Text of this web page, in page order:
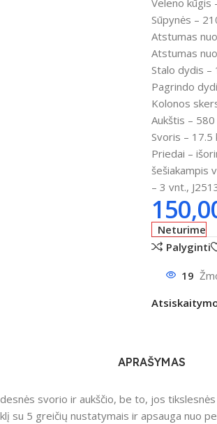
Sūpynės –
Atstumas
Atstumas
Stalo dydis –
Pagrindo
Kolonos
Aukštis –
Svoris – 17.5
Priedai –
šešiakampis
– 3 vnt.,
Neturime
Palyginti
19
APRAŠYMAS
svorio ir aukščio, be to, jos
su 5 greičių nustatymais ir apsauga nuo